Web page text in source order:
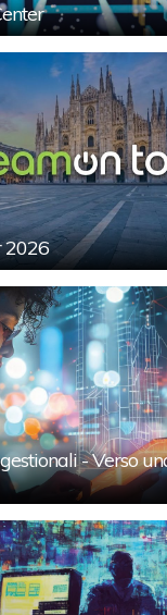
2026
- Verso